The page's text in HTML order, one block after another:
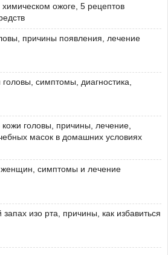
ожоге, 5 рецептов
причины появления, лечение
головы, симптомы, диагностика,
головы, причины, лечение,
масок в домашних условиях
симптомы и лечение
изо рта, причины, как избавиться